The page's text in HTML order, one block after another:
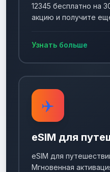
12345 бесплатно на
акцию и получите
Узнать больше
✈️
eSIM для
eSIM для
Мгновенная